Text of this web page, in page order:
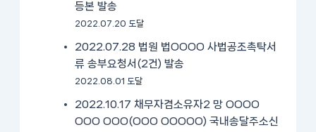
등본 발송
2022.07.20 도달
2022.07.28 법원 법OOOO 사법공조촉탁서
류 송부요청서(2건) 발송
2022.08.01 도달
2022.10.17 채무자겸소유자2 망 OOOO
OOO OOO(OOO OOOOO) 국내송달주소신